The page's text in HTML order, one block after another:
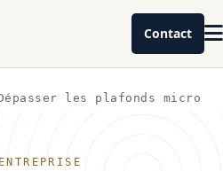
Contact
les plafonds micro